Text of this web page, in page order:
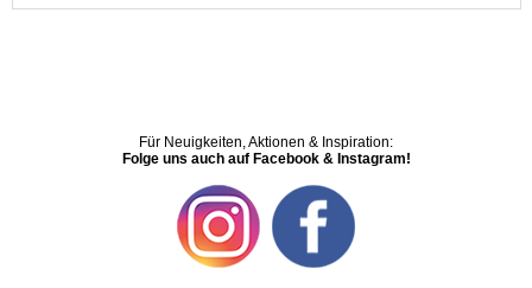
Für Neuigkeiten, Aktionen & Inspiration:
Folge uns auch auf Facebook & Instagram!